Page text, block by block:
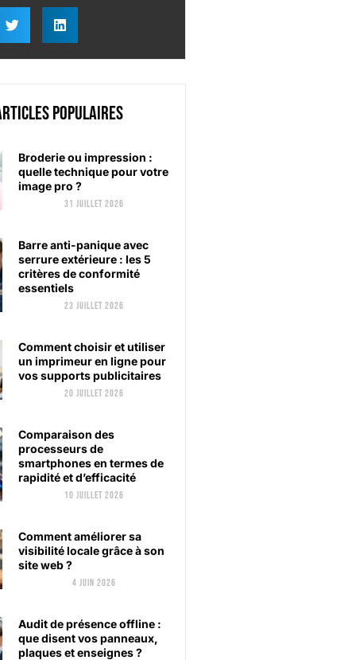
populaires
Broderie ou impression :
quelle technique pour votre
image pro ?
31 juillet 2026
Barre anti-panique avec
serrure extérieure : les 5
critères de conformité
essentiels
23 juillet 2026
Comment choisir et utiliser
un imprimeur en ligne pour
vos supports publicitaires
20 juillet 2026
Comparaison des
processeurs de
smartphones en termes de
rapidité et d’efficacité
10 juillet 2026
Comment améliorer sa
visibilité locale grâce à son
site web ?
4 juin 2026
Audit de présence offline :
que disent vos panneaux,
plaques et enseignes ?